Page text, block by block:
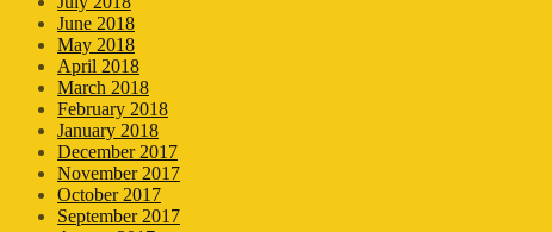
June 2018
May 2018
April 2018
March 2018
February 2018
January 2018
December 2017
November 2017
October 2017
September 2017